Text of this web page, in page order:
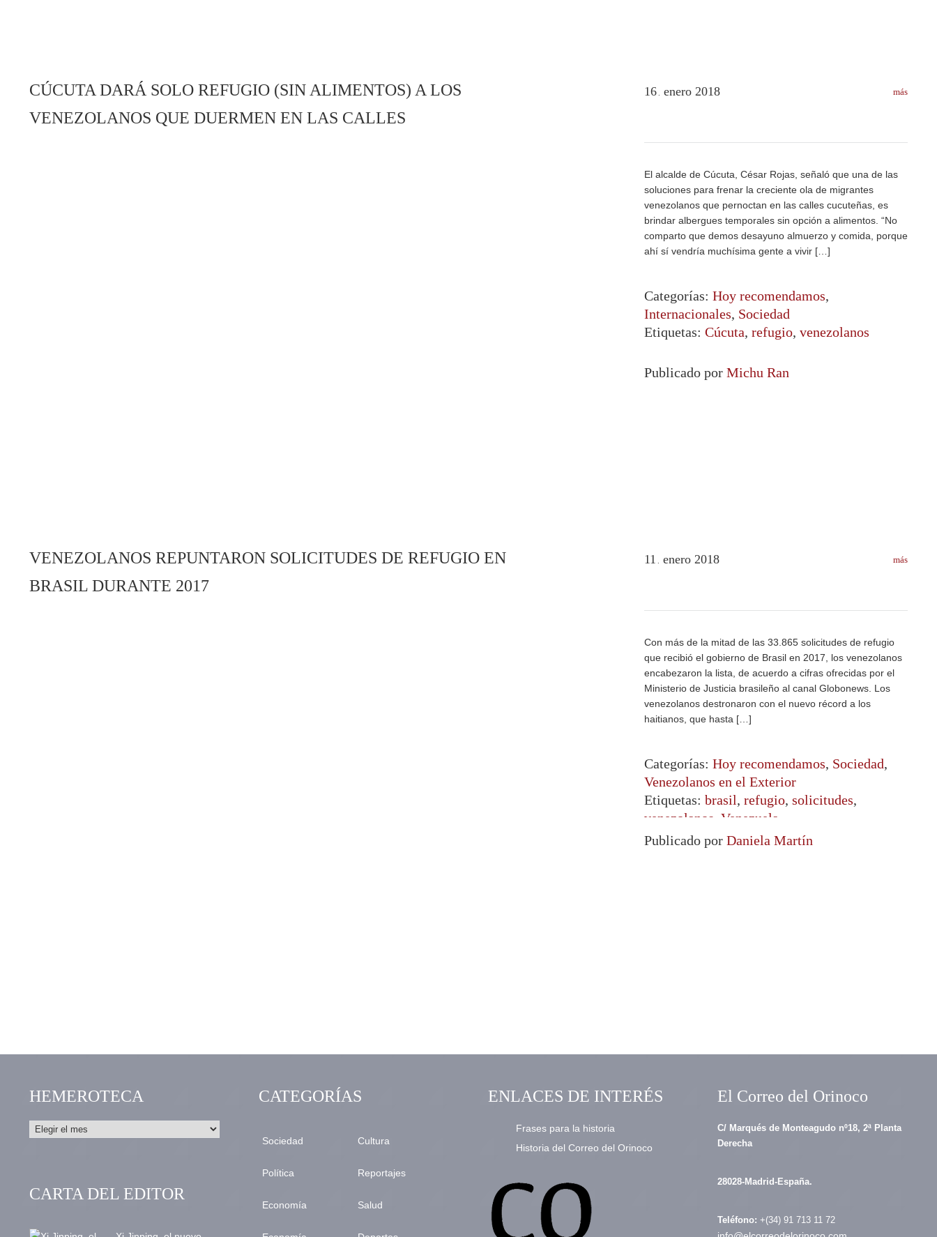
CÚCUTA DARÁ SOLO REFUGIO (SIN ALIMENTOS) A LOS
VENEZOLANOS QUE DUERMEN EN LAS CALLES
16 enero 2018
El alcalde de Cúcuta, César Rojas, señaló que una de las
soluciones para frenar la creciente ola de migrantes
venezolanos que pernoctan en las calles cucuteñas, es
brindar albergues temporales sin opción a alimentos. “No
comparto que demos desayuno almuerzo y comida, porque
ahí sí vendría muchísima gente a vivir […]
más
Categorías: Hoy recomendamos,
Internacionales, Sociedad
Etiquetas: Cúcuta, refugio, venezolanos
Publicado por Michu Ran
VENEZOLANOS REPUNTARON SOLICITUDES DE REFUGIO EN
BRASIL DURANTE 2017
11 enero 2018
Con más de la mitad de las 33.865 solicitudes de refugio
que recibió el gobierno de Brasil en 2017, los venezolanos
encabezaron la lista, de acuerdo a cifras ofrecidas por el
Ministerio de Justicia brasileño al canal Globonews. Los
venezolanos destronaron con el nuevo récord a los
haitianos, que hasta […]
más
Categorías: Hoy recomendamos, Sociedad,
Venezolanos en el Exterior
Etiquetas: brasil, refugio, solicitudes,
venezolanos Venezuela
Publicado por Daniela Martín
HEMEROTECA
CARTA DEL EDITOR
CATEGORÍAS
Sociedad
Política
Economía
Cultura
Reportajes
Salud
ENLACES DE INTERÉS
Frases para la historia
Historia del Correo del Orinoco
El Correo del Orinoco
C/ Marqués de Monteagudo nº18, 2ª Planta
Derecha
28028-Madrid-España.
Teléfono: +(34) 91 713 11 72